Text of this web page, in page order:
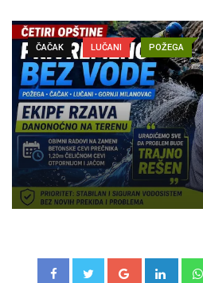
ČAČAK LUČANI POŽEGA
Google+